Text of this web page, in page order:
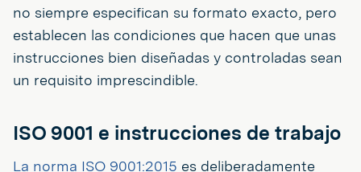
no siempre especifican su formato exacto, pero
establecen las condiciones que hacen que unas
instrucciones bien diseñadas y controladas sean
un requisito imprescindible.
ISO 9001 e instrucciones de trabajo
La norma ISO 9001:2015 es deliberadamente